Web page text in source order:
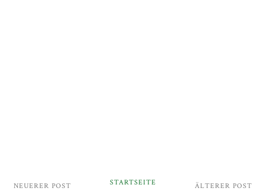
NEUERER POST ÄLTERER POST
STARTSEITE